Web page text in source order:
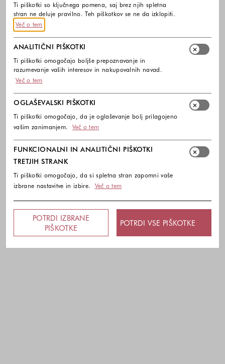
Ti piškotki so ključnega pomena, saj brez njih spletna
stran ne deluje pravilno. Teh piškotkov se ne da izklopiti.
Več o tem
ANALITIČNI PIŠKOTKI
Ti piškotki omogočajo boljše prepoznavanje in
razumevanje vaših interesov in nakupovalnih navad.
Več o tem
OGLAŠEVALSKI PIŠKOTKI
Ti piškotki omogočajo, da je oglaševanje bolj prilagojeno
vašim zanimanjem.
Več o tem
FUNKCIONALNI IN ANALITIČNI PIŠKOTKI
TRETJIH STRANK
Ti piškotki omogočajo, da si spletna stran zapomni vaše
izbrane nastavitve in izbire.
Več o tem
POTRDI IZBRANE
PIŠKOTKE
POTRDI VSE PIŠKOTKE